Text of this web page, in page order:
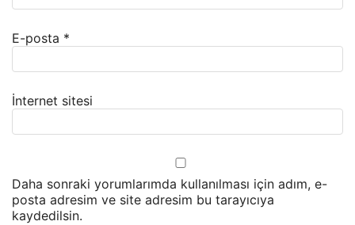
E-posta *
İnternet sitesi
Daha sonraki yorumlarımda kullanılması için adım, e-
posta adresim ve site adresim bu tarayıcıya
kaydedilsin.